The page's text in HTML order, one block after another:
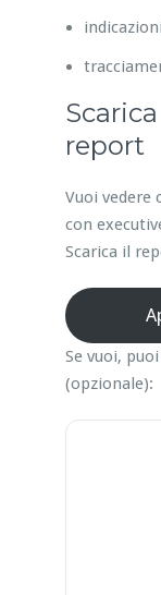
report
Vuoi vedere
con
Scarica il
Se vuoi,
(opzionale):